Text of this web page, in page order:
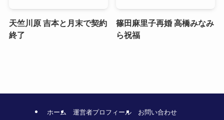
天竺川原 吉本と月末で契約
終了
篠田麻里子再婚 高橋みなみ
ら祝福
ホーム 運営者プロフィール お問い合わせ